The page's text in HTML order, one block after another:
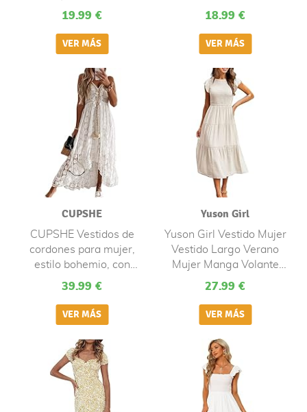
Bohemio Vestido de
Largos Verano Boho
Falda Larga Maxi
Playeros Noche
Vacaciones
19.99 €
Redondo, Color Sólido
Retro de Lino y Algodón
Irregular Suelto de
Manga Corta Falda Cami
con Bolsillos
18.99 €
CUPSHE
CUPSHE Vestidos de
cordones para mujer,
estilo bohemio, con
borlas, cuello en V,
Blanco, Large
39.99 €
Yuson Girl
Yuson Girl Vestido Mujer
Vestido Largo Verano
Mujer Manga Volante
Cuello Redondo Elegante
de Playa Elástico Vestidos
Largos Casual Sólida
Vestido Verano(Blanco, L)
27.99 €